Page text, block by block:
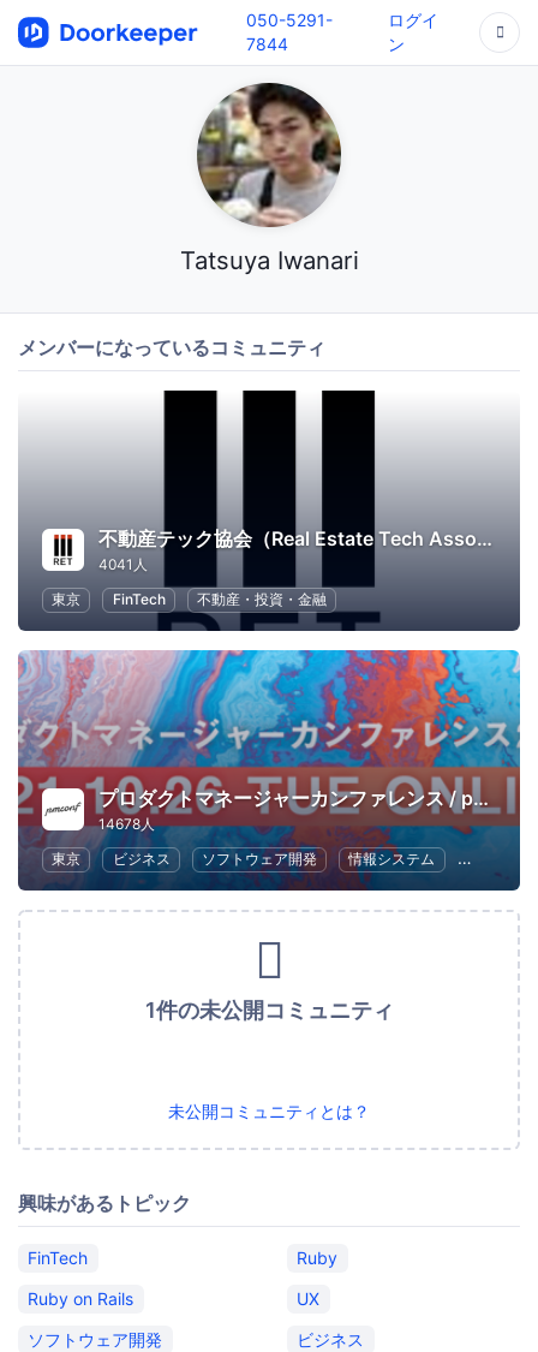
050-5291-
7844
ログイ
ン
Tatsuya Iwanari
メンバーになっているコミュニティ
不動産テック協会（Real Estate Tech Association for Japan）
4041人
東京
FinTech 不動産・投資・金融
プロダクトマネージャーカンファレンス / pmconf
14678人
東京
ビジネス ソフトウェア開発 情報システム UX
1件の未公開コミュニティ
未公開コミュニティとは？
興味があるトピック
FinTech
Ruby
Ruby on Rails
UX
ソフトウェア開発
ビジネス